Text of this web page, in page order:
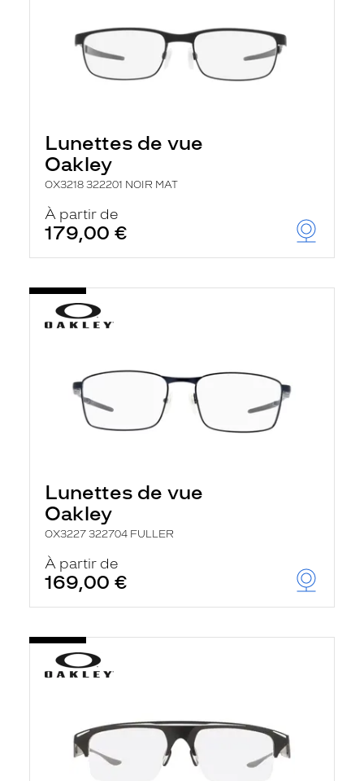
Lunettes de vue
Oakley
OX3218 322201 NOIR MAT
À partir de
179,00 €
Lunettes de vue
Oakley
OX3227 322704 FULLER
À partir de
169,00 €